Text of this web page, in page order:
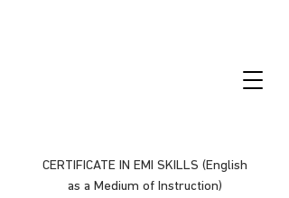
CERTIFICATE IN EMI SKILLS (English
as a Medium of Instruction)